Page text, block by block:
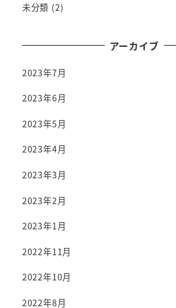
未分類 (2)
アーカイブ
2023年7月
2023年6月
2023年5月
2023年4月
2023年3月
2023年2月
2023年1月
2022年11月
2022年10月
2022年8月